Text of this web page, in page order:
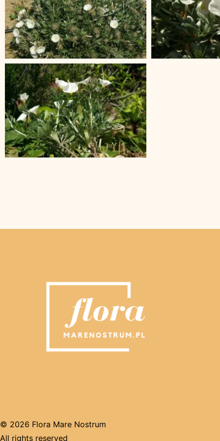
© 2026 Flora Mare Nostrum
All rights reserved